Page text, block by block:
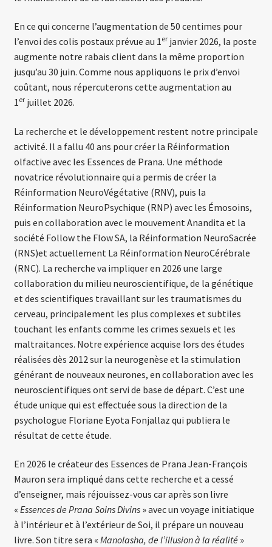
En ce qui concerne l’augmentation de 50 centimes pour
l’envoi des colis postaux prévue au 1erjanvier 2026, la poste
augmente notre rabais client dans la même proportion
jusqu’au 30 juin. Comme nous appliquons le prix d’envoi
coûtant, nous répercuterons cette augmentation au
1erjuillet 2026.
La recherche et le développement restent notre principale
activité. Il a fallu 40 ans pour créer la Réinformation
olfactive avec les Essences de Prana. Une méthode
novatrice révolutionnaire qui a permis de créer la
Réinformation NeuroVégétative (RNV), puis la
Réinformation NeuroPsychique (RNP) avec les Émosoins,
puis en collaboration avec le mouvement Anandita et la
société Follow the Flow SA, la Réinformation NeuroSacrée
(RNS)et actuellement La Réinformation NeuroCérébrale
(RNC). La recherche va impliquer en 2026 une large
collaboration du milieu neuroscientifique, de la génétique
et des scientifiques travaillant sur les traumatismes du
cerveau, principalement les plus complexes et subtiles
touchant les enfants comme les crimes sexuels et les
maltraitances. Notre expérience acquise lors des études
réalisées dès 2012 sur la neurogenèse et la stimulation
générant de nouveaux neurones, en collaboration avec les
neuroscientifiques ont servi de base de départ. C’est une
étude unique qui est effectuée sous la direction de la
psychologue Floriane Eyota Fonjallaz qui publiera le
résultat de cette étude.
En 2026 le créateur des Essences de Prana Jean-François
Mauron sera impliqué dans cette recherche et a cessé
d’enseigner, mais réjouissez-vous car après son livre
« Essences de Prana Soins Divins» avec un voyage initiatique
à l’intérieur et à l’extérieur de Soi, il prépare un nouveau
livre. Son titre sera « Manolasha, de l’illusion à la réalité»